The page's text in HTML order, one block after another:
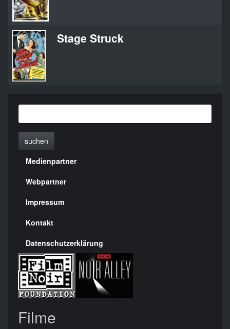
Stage Struck
suchen
Menülinks
rechte
Seite
Medienpartner
Webpartner
Impressum
Kontakt
Datenschutzerklärung
Filme